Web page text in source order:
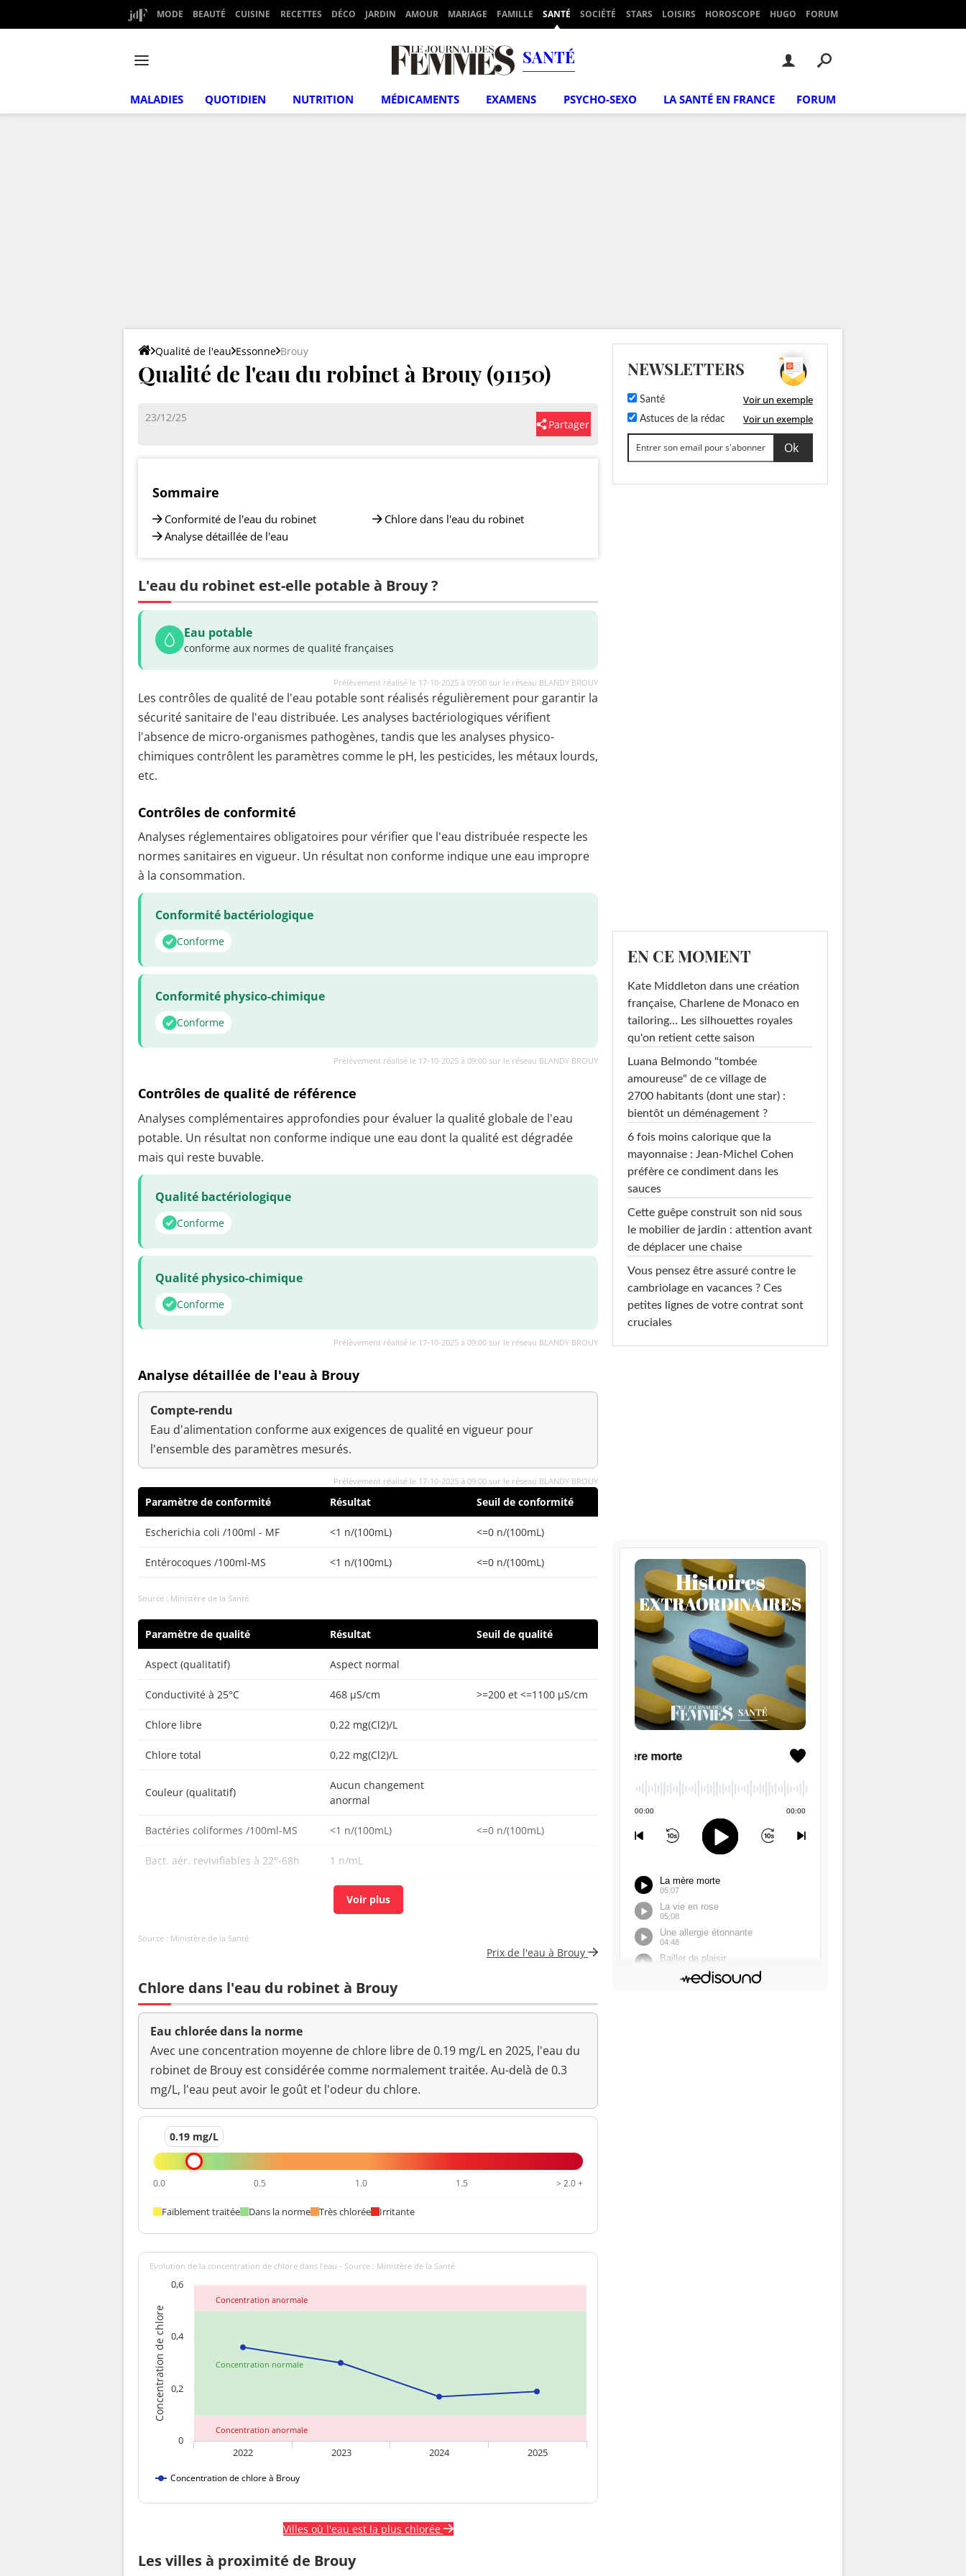
MODE BEAUTÉ CUISINE RECETTES DÉCO JARDIN AMOUR MARIAGE FAMILLE SANTÉ SOCIÉTÉ STARS LOISIRS HOROSCOPE HUGO FORUM
SANTÉ
MALADIES QUOTIDIEN NUTRITION MÉDICAMENTS EXAMENS PSYCHO-SEXO LA SANTÉ EN FRANCE FORUM
Qualité de l'eau Essonne Brouy
Qualité de l'eau du robinet à Brouy (91150)
23/12/25
Partager
Sommaire
Conformité de l'eau du robinet
Analyse détaillée de l'eau
Chlore dans l'eau du robinet
L'eau du robinet est-elle potable à Brouy ?
Eau potable
conforme aux normes de qualité françaises
Prélèvement réalisé le 17-10-2025 à 09:00 sur le réseau BLANDY BROUY
Les contrôles de qualité de l'eau potable sont réalisés régulièrement pour garantir la
sécurité sanitaire de l'eau distribuée. Les analyses bactériologiques vérifient
l'absence de micro-organismes pathogènes, tandis que les analyses physico-
chimiques contrôlent les paramètres comme le pH, les pesticides, les métaux lourds,
etc.
Contrôles de conformité
Analyses réglementaires obligatoires pour vérifier que l'eau distribuée respecte les
normes sanitaires en vigueur. Un résultat non conforme indique une eau impropre
à la consommation.
Conformité bactériologique
Conforme
Conformité physico-chimique
Conforme
Prélèvement réalisé le 17-10-2025 à 09:00 sur le réseau BLANDY BROUY
Contrôles de qualité de référence
Analyses complémentaires approfondies pour évaluer la qualité globale de l'eau
potable. Un résultat non conforme indique une eau dont la qualité est dégradée
mais qui reste buvable.
Qualité bactériologique
Conforme
Qualité physico-chimique
Conforme
Prélèvement réalisé le 17-10-2025 à 09:00 sur le réseau BLANDY BROUY
Analyse détaillée de l'eau à Brouy
Compte-rendu
Eau d'alimentation conforme aux exigences de qualité en vigueur pour
l'ensemble des paramètres mesurés.
Prélèvement réalisé le 17-10-2025 à 09:00 sur le réseau BLANDY BROUY
Paramètre de conformité Résultat Seuil de conformité
Escherichia coli /100ml - MF <1 n/(100mL) <=0 n/(100mL)
Entérocoques /100ml-MS <1 n/(100mL) <=0 n/(100mL)
Source : Ministère de la Santé
Paramètre de qualité Résultat Seuil de qualité
Aspect (qualitatif) Aspect normal
Conductivité à 25°C 468 µS/cm >=200 et <=1100 µS/cm
Chlore libre 0,22 mg(Cl2)/L
Chlore total 0,22 mg(Cl2)/L
Couleur (qualitatif)
Aucun changement
anormal
Bactéries coliformes /100ml-MS <1 n/(100mL) <=0 n/(100mL)
Bact. aér. revivifiables à 22°-68h 1 n/mL
2 n/mL
pH 7,8 unité pH
Saveur (qualitatif)
Température de l'eau 16,2 °C <=25 °C
Source : Ministère de la Santé
Prix de l'eau à Brouy
Chlore dans l'eau du robinet à Brouy
Eau chlorée dans la norme
Avec une concentration moyenne de chlore libre de 0.19 mg/L en 2025, l'eau du
robinet de Brouy est considérée comme normalement traitée. Au-delà de 0.3
mg/L, l'eau peut avoir le goût et l'odeur du chlore.
0.19 mg/L
0.0 0.5 1.0 1.5 > 2.0 +
Faiblement traitée Dans la norme Très chlorée Irritante
Concentration normale
Concentration anormale
Concentration anormale
Concentration de chlore
Evolution de la concentration de chlore dans l'eau - Source : Ministère de la Santé
Concentration de chlore à Brouy
2022 2023 2024 2025
0
0,2
0,4
0,6
Villes où l'eau est la plus chlorée
Les villes à proximité de Brouy
NEWSLETTERS
Santé Voir un exemple
Astuces de la rédac Voir un exemple
EN CE MOMENT
Kate Middleton dans une création
française, Charlene de Monaco en
tailoring… Les silhouettes royales
qu'on retient cette saison
Luana Belmondo "tombée
amoureuse" de ce village de
2700 habitants (dont une star) :
bientôt un déménagement ?
6 fois moins calorique que la
mayonnaise : Jean-Michel Cohen
préfère ce condiment dans les
sauces
Cette guêpe construit son nid sous
le mobilier de jardin : attention avant
de déplacer une chaise
Vous pensez être assuré contre le
cambriolage en vacances ? Ces
petites lignes de votre contrat sont
cruciales